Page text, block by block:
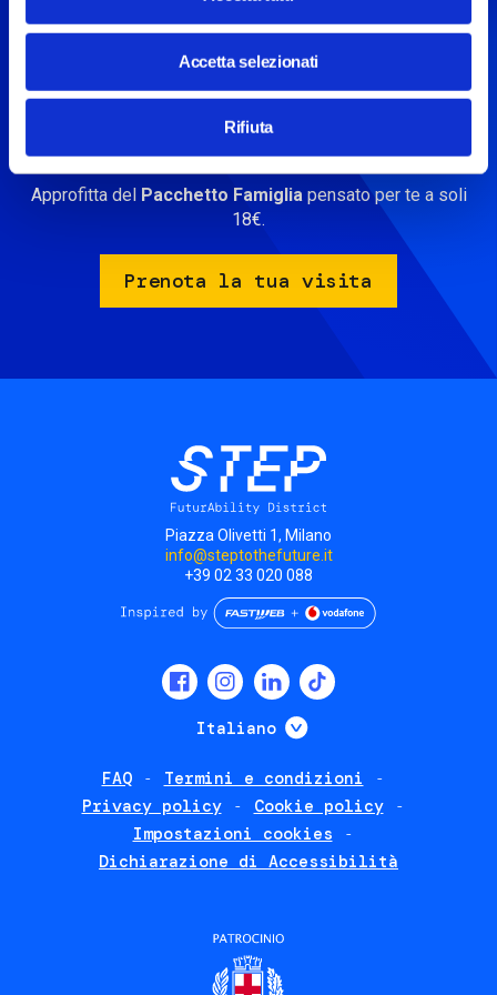
Accetta selezionati
Rifiuta
Vuoi fare anche la visita in
STEP?
In aggiunta al laboratorio, puoi immergerti nel futuro
visitando il nostro percorso interattivo.
Approfitta del
Pacchetto Famigliapensato per te a soli
18€.
Prenota la tua visita
Piazza Olivetti 1, Milano
info@steptothefuture.it
+39 02 33 020 088
Italiano Mostra ulteriori
FAQ
Termini e condizioni
Privacy policy
Cookie policy
Impostazioni cookies
Dichiarazione di Accessibilità